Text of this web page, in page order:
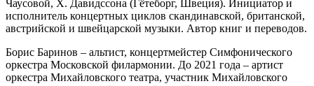
Чаусовой, Х. Давидссона (Гётеборг, Швеция). Инициатор и
исполнитель концертных циклов скандинавской, британской,
австрийской и швейцарской музыки. Автор книг и переводов.
Борис Баринов – альтист, концертмейстер Симфонического
оркестра Московской филармонии. До 2021 года – артист
оркестра Михайловского театра, участник Михайловского